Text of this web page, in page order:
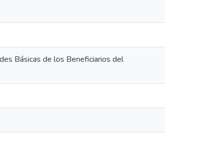
Básicas de los Beneficiarios del